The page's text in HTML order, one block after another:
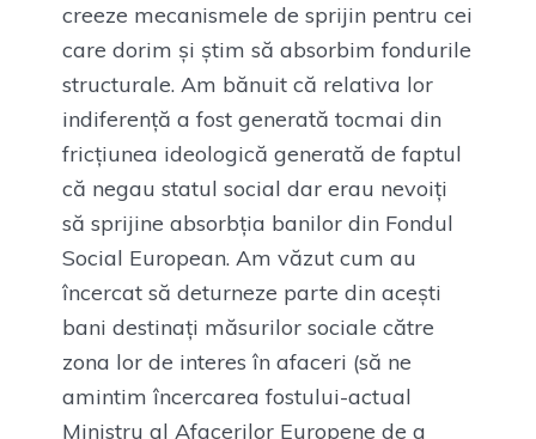
creeze mecanismele de sprijin pentru cei
care dorim și știm să absorbim fondurile
structurale. Am bănuit că relativa lor
indiferență a fost generată tocmai din
fricțiunea ideologică generată de faptul
că negau statul social dar erau nevoiți
să sprijine absorbția banilor din Fondul
Social European. Am văzut cum au
încercat să deturneze parte din acești
bani destinați măsurilor sociale către
zona lor de interes în afaceri (să ne
amintim încercarea fostului-actual
Ministru al Afacerilor Europene de a